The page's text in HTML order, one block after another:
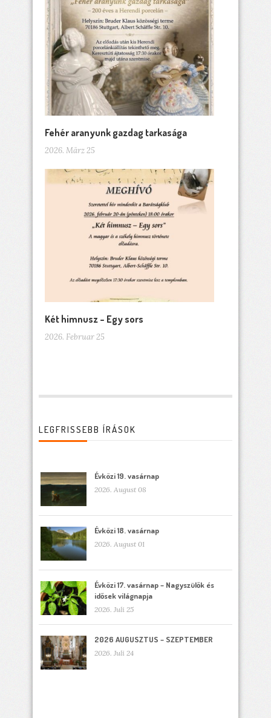
Fehér aranyunk gazdag tarkasága
2026. März 25
Két himnusz – Egy sors
2026. Februar 25
LEGFRISSEBB ÍRÁSOK
Évközi 19. vasárnap
2026. August 08
Évközi 18. vasárnap
2026. August 01
Évközi 17. vasárnap – Nagyszülők és
idősek világnapja
2026. Juli 25
2026 AUGUSZTUS – SZEPTEMBER
2026. Juli 24